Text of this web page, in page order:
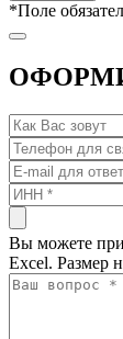
*Поле
Вы можете
Excel. Размер